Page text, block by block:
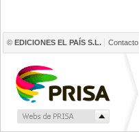
© EDICIONES EL PAÍS S.L. Contacto